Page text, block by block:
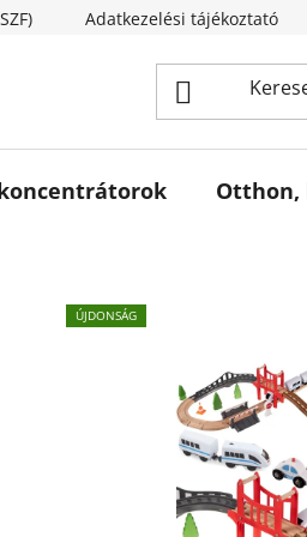
Adatkezelési tájékoztató
Otthon,
ÚJDONSÁG